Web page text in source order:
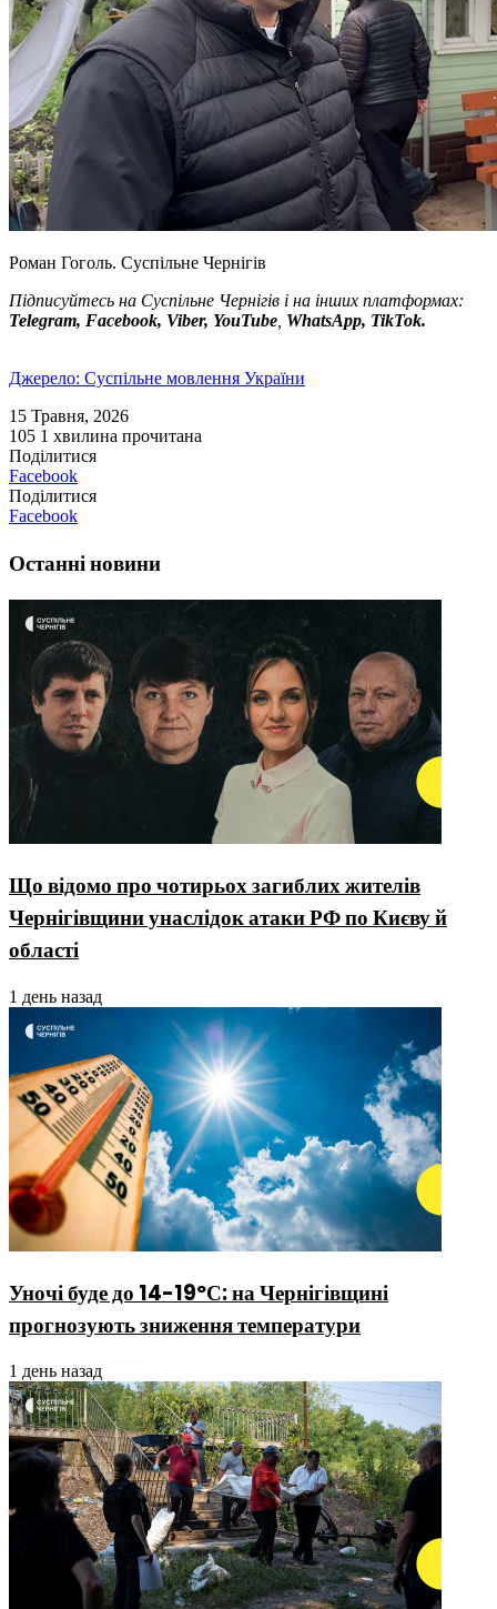
Роман Гоголь. Суспільне Чернігів
Підписуйтесь на Суспільне Чернігів і на інших платформах:
Telegram, Facebook, Viber, YouTube WhatsApp, TikTok.
Джерело: Суспільне мовлення України
15 Травня, 2026
105 1 хвилина прочитана
Поділитися
Facebook
Поділитися
Facebook
Останні новини
Що відомо про чотирьох загиблих жителів
Чернігівщини унаслідок атаки РФ по Києву й
області
1 день назад
Уночі буде до 14-19ºС: на Чернігівщині
прогнозують зниження температури
1 день назад